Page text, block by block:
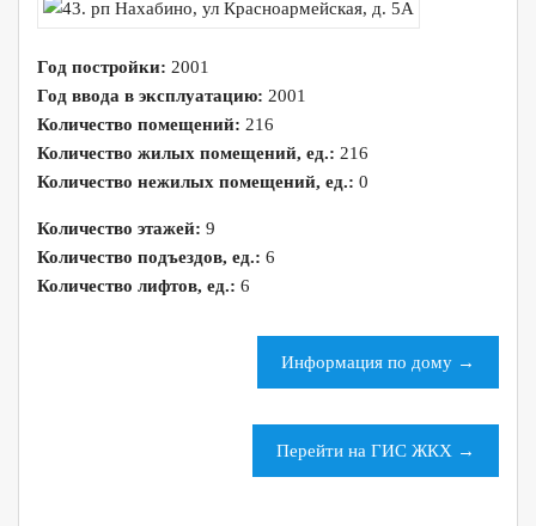
Год постройки: 2001
Год ввода в эксплуатацию: 2001
Количество помещений: 216
Количество жилых помещений, ед.: 216
Количество нежилых помещений, ед.: 0
Количество этажей: 9
Количество подъездов, ед.: 6
Количество лифтов, ед.: 6
Информация по дому →
Перейти на ГИС ЖКХ →